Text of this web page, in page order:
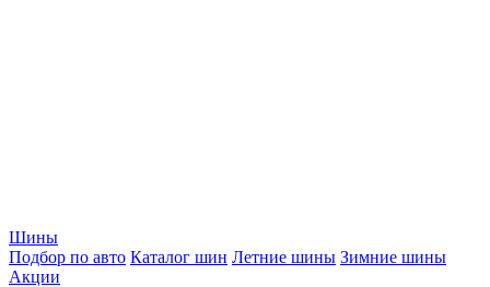
Шины
Подбор по авто Каталог шин Летние шины Зимние шины
Акции